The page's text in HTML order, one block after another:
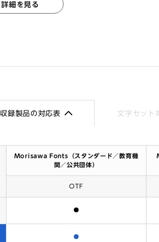
詳細を見る
収録製品の対応表 文字セット
Morisawa Fonts（スタンダード／教育機
関／公共団体）
OTF